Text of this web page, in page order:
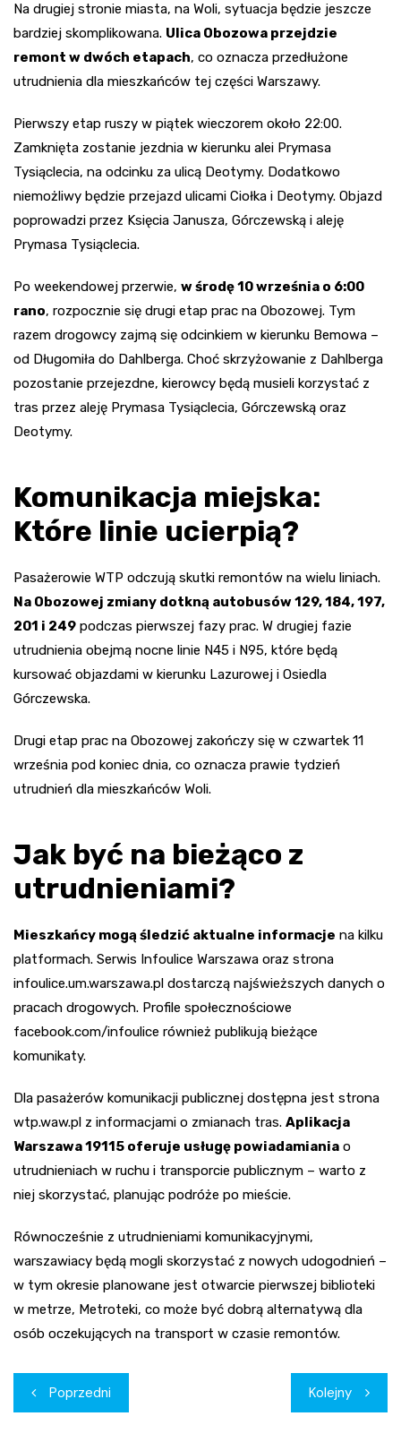
Na drugiej stronie miasta, na Woli, sytuacja będzie jeszcze
bardziej skomplikowana. Ulica Obozowa przejdzie
remont w dwóch etapach, co oznacza przedłużone
utrudnienia dla mieszkańców tej części Warszawy.
Pierwszy etap ruszy w piątek wieczorem około 22:00.
Zamknięta zostanie jezdnia w kierunku alei Prymasa
Tysiąclecia, na odcinku za ulicą Deotymy. Dodatkowo
niemożliwy będzie przejazd ulicami Ciołka i Deotymy. Objazd
poprowadzi przez Księcia Janusza, Górczewską i aleję
Prymasa Tysiąclecia.
Po weekendowej przerwie, w środę 10 września o 6:00
rano, rozpocznie się drugi etap prac na Obozowej. Tym
razem drogowcy zajmą się odcinkiem w kierunku Bemowa –
od Długomiła do Dahlberga. Choć skrzyżowanie z Dahlberga
pozostanie przejezdne, kierowcy będą musieli korzystać z
tras przez aleję Prymasa Tysiąclecia, Górczewską oraz
Deotymy.
Komunikacja miejska:
Które linie ucierpią?
Pasażerowie WTP odczują skutki remontów na wielu liniach.
Na Obozowej zmiany dotkną autobusów 129, 184, 197,
201 i 249 podczas pierwszej fazy prac. W drugiej fazie
utrudnienia obejmą nocne linie N45 i N95, które będą
kursować objazdami w kierunku Lazurowej i Osiedla
Górczewska.
Drugi etap prac na Obozowej zakończy się w czwartek 11
września pod koniec dnia, co oznacza prawie tydzień
utrudnień dla mieszkańców Woli.
Jak być na bieżąco z
utrudnieniami?
Mieszkańcy mogą śledzić aktualne informacje na kilku
platformach. Serwis Infoulice Warszawa oraz strona
infoulice.um.warszawa.pl dostarczą najświeższych danych o
pracach drogowych. Profile społecznościowe
facebook.com/infoulice również publikują bieżące
komunikaty.
Dla pasażerów komunikacji publicznej dostępna jest strona
wtp.waw.pl z informacjami o zmianach tras. Aplikacja
Warszawa 19115 oferuje usługę powiadamiania o
utrudnieniach w ruchu i transporcie publicznym – warto z
niej skorzystać, planując podróże po mieście.
Równocześnie z utrudnieniami komunikacyjnymi,
warszawiacy będą mogli skorzystać z nowych udogodnień –
w tym okresie planowane jest otwarcie pierwszej biblioteki
w metrze, Metroteki, co może być dobrą alternatywą dla
osób oczekujących na transport w czasie remontów.
Nawigacja
wpisu
Poprzedni Kolejny